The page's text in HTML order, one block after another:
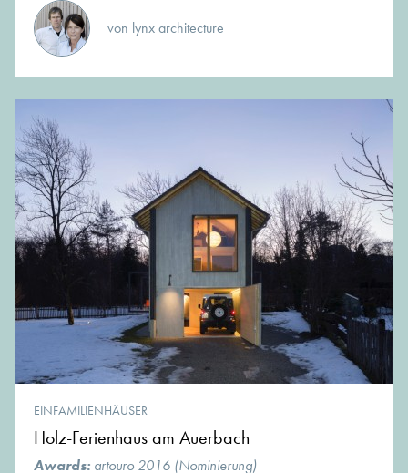
von lynx architecture
EINFAMILIENHÄUSER
Holz-Ferienhaus am Auerbach
Awards: artouro 2016 (Nominierung)